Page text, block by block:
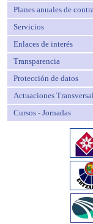
Planes anuales de
Servicios
Enlaces de interés
Transparencia
Protección de datos
Actuaciones
Cursos - Jornadas